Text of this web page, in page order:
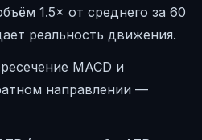
1.5× от среднего за 60
реальность движения.
MACD и
направлении —